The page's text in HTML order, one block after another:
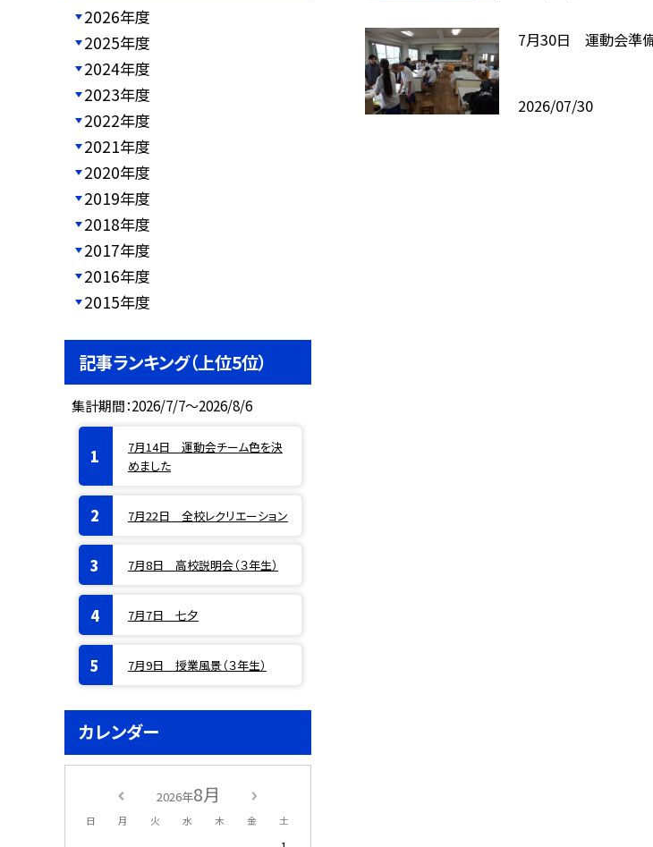
7月30日 運動会準
2026/07/30
2026年度
2025年度
2024年度
2023年度
2022年度
2021年度
2020年度
2019年度
2018年度
2017年度
2016年度
2015年度
記事ランキング（上位5位）
集計期間：2026/7/7～2026/8/6
7月14日 運動会チーム色を決
めました
7月22日 全校レクリエーション
7月8日 高校説明会（３年生）
7月7日 七夕
7月9日 授業風景（３年生）
カレンダー
2026年8月
日 月 火 水 木 金 土